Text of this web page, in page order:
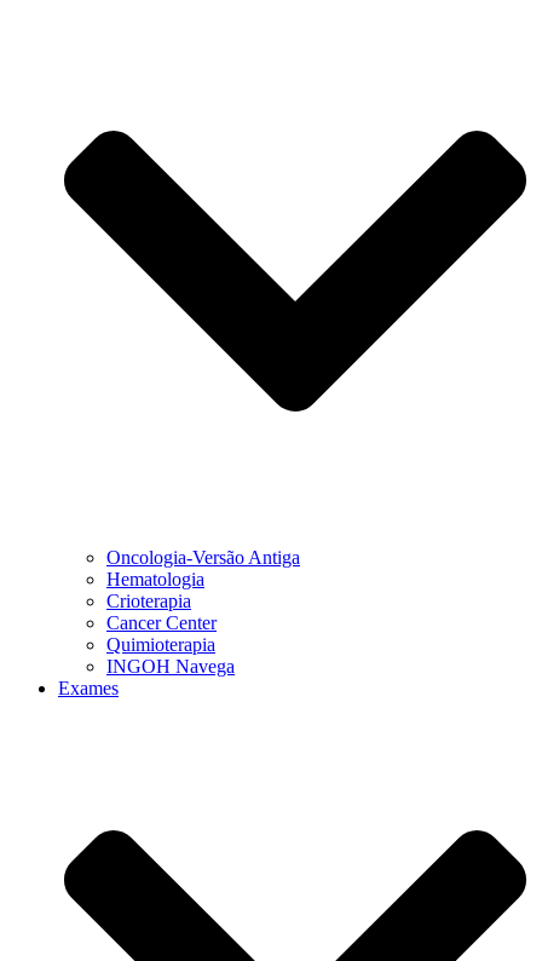
Oncologia-Versão Antiga
Hematologia
Crioterapia
Cancer Center
Quimioterapia
INGOH Navega
Exames